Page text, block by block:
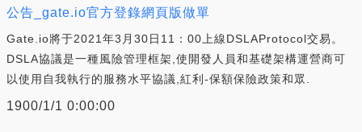
公告_gate.io官方登錄網頁版做單
Gate.io將于2021年3月30日11：00上線DSLAProtocol交易。
DSLA協議是一種風險管理框架,使開發人員和基礎架構運營商可
以使用自我執行的服務水平協議,紅利-保額保險政策和眾.
1900/1/1 0:00:00